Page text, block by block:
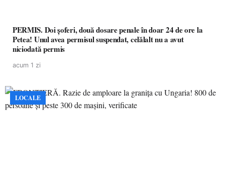
PERMIS. Doi șoferi, două dosare penale în doar 24 de ore la
Petea! Unul avea permisul suspendat, celălalt nu a avut
niciodată permis
acum 1 zi
LOCALE